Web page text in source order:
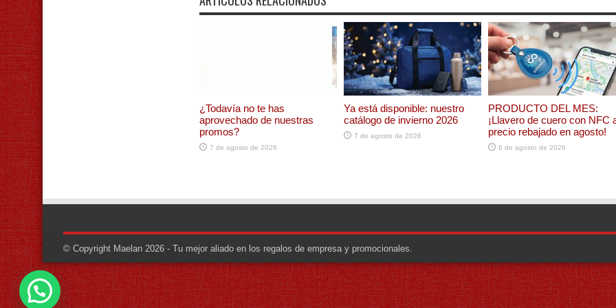
¿Todavía no te has
aprovechado de nuestras
promos?
7 de agosto de 2026
Ya está disponible: nuestro
catálogo de invierno 2026
7 de agosto de 2026
PRODUCTO DEL MES:
¡Llavero de cuero con NFC
precio rebajado en agosto!
6 de agosto de 2026
© Copyright Maelan 2026 - Tu mejor aliado en los regalos de empresa y promocionales.